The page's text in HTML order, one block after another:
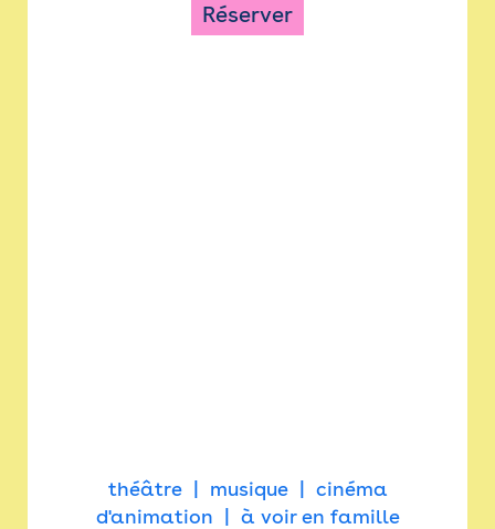
Réserver
théâtre musique
cinéma
d'animation
à voir en famille